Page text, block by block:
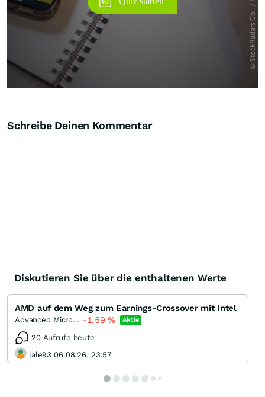
Schreibe Deinen Kommentar
Diskutieren Sie über die enthaltenen Werte
AMD auf dem Weg zum Earnings-Crossover mit Intel
Advanced Micro Devices -1,59% Aktie
20 Aufrufe heute
lale93 06.08.26, 23:57